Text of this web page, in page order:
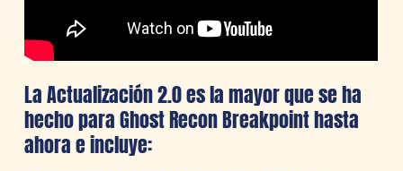
La Actualización 2.0 es la mayor que se ha
hecho para Ghost Recon Breakpoint hasta
ahora e incluye: